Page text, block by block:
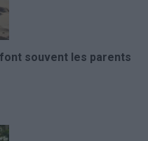
font souvent les parents